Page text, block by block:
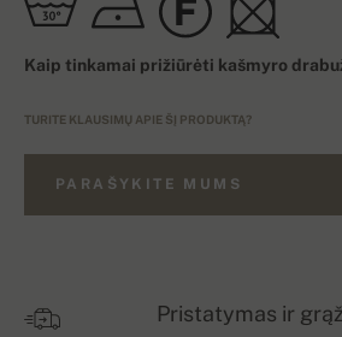
Kaip tinkamai prižiūrėti kašmyro
TURITE KLAUSIMŲ APIE ŠĮ PRODUKTĄ?
PARAŠYKITE MUMS
Pristatymas ir